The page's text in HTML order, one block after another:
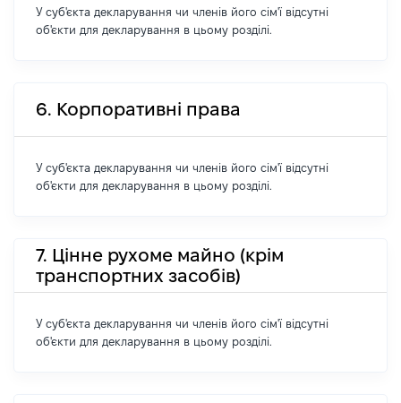
У суб'єкта декларування чи членів його сім'ї відсутні
об'єкти для декларування в цьому розділі.
6. Корпоративні права
У суб'єкта декларування чи членів його сім'ї відсутні
об'єкти для декларування в цьому розділі.
7. Цінне рухоме майно (крім
транспортних засобів)
У суб'єкта декларування чи членів його сім'ї відсутні
об'єкти для декларування в цьому розділі.